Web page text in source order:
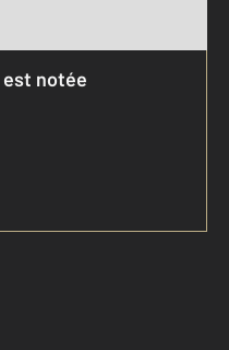
notée